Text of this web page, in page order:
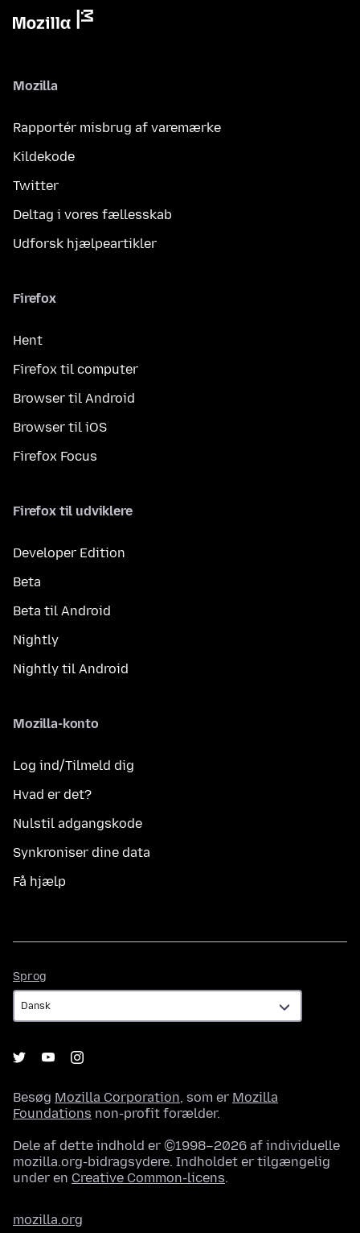
Mozilla
Rapportér misbrug af varemærke
Kildekode
Twitter
Deltag i vores fællesskab
Udforsk hjælpeartikler
Firefox
Hent
Firefox til computer
Browser til Android
Browser til iOS
Firefox Focus
Firefox til udviklere
Developer Edition
Beta
Beta til Android
Nightly
Nightly til Android
Mozilla-konto
Log ind/Tilmeld dig
Hvad er det?
Nulstil adgangskode
Synkroniser dine data
Få hjælp
Sprog
Besøg Mozilla Corporation, som er Mozilla
Foundations non-profit forælder.
Dele af dette indhold er ©1998–2026 af individuelle
mozilla.org-bidragsydere. Indholdet er tilgængelig
under en Creative Common-licens.
mozilla.org